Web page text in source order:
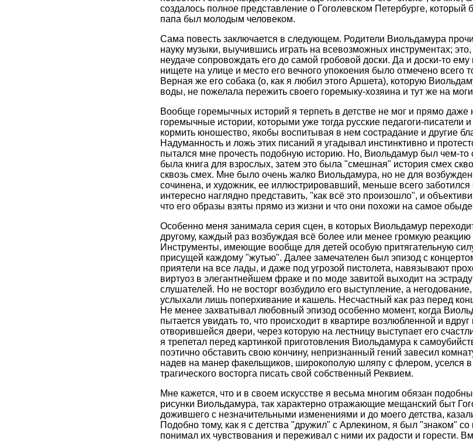
создалось полное представление о Гоголевском Петербурге, который
папа был молодым человеком.
Сама повесть заключается в следующем. Родители Виольдамура
науку музыки, выучившись играть на всевозможных инструментах;
неудаче сопровождать его до самой гробовой доски. Да и доски-то
нищете на улице и место его вечного упокоения было отмечено всего
Верная же его собака (о, как я любил этого Аршета), которую
воды, не пожелала пережить своего горемыку-хозяина и тут же на
Вообще горемычных историй я терпеть в детстве не мог и прямо даже
горемычные истории, которыми уже тогда русские педагоги-писатели
кормить юношество, якобы воспитывая в нем сострадание и другие
Надуманность и ложь этих писаний я угадывал инстинктивно и
пытался мне прочесть подобную историю. Но, Виольдамур был чем-
была книга для взрослых, затем это была "смешная" история смех
сквозь смех. Мне было очень жалко Виольдамура, но не для
сочинена, и художник, ее иллюстрировавший, меньше всего
интересно наглядно представить, "как всё это произошло", и
что его образы взяты прямо из жизни и что они похожи на самое
Особенно меня занимала серия сцен, в которых Виольдамур
другому, каждый раз возбуждая всё более или менее громкую
Инструменты, имеющие вообще для детей особую притягательную
присущей каждому "жутью". Далее замечателен был эпизод с
приятели на все лады, и даже под угрозой пистолета, навязывают
виртуоз в элегантнейшем фраке и по моде завитой выходит на
слушателей. Но не восторг возбудило его выступление, а
услыхали лишь поперхивание и кашель. Несчастный как раз перед
Не менее захватывал любовный эпизод особенно момент, когда
пытается увидать то, что происходит в квартире возлюбленной и вдруг
отворившейся двери, через которую на лестницу выступает его
я трепетал перед картинкой приготовления Виольдамура к
поэтично обставить свою кончину, непризнанный гений завесил
надев на манер факельщиков, широкополую шляпу с флером, уселся
трагического восторга писать свой собственный Реквием.
Мне кажется, что и в своем искусстве я весьма многим обязан
рисунки Виольдамура, так характерно отражающие мещанский быт
дожившего с незначительными изменениями и до моего детства,
Подобно тому, как я с детства "дружил" с Арлекином, я был "знаком"
понимал их чувствования и переживал с ними их радости и горести.